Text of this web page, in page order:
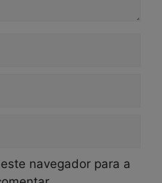
navegador para a